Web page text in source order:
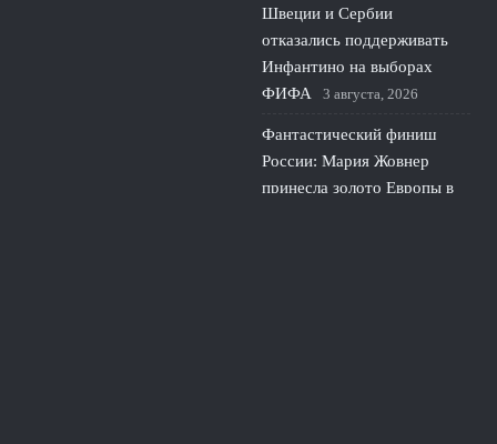
Швеции и Сербии
отказались поддерживать
Инфантино на выборах
ФИФА
3 августа, 2026
Фантастический финиш
России: Мария Жовнер
принесла золото Европы в